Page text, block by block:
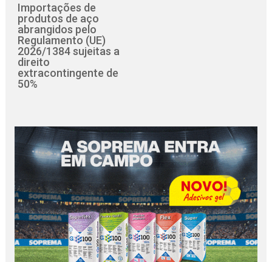
Importações de
produtos de aço
abrangidos pelo
Regulamento (UE)
2026/1384 sujeitas a
direito
extracontingente de
50%